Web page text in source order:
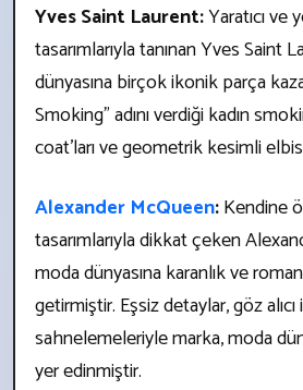
Yves Saint Laurent:Yaratıcı ve
tasarımlarıyla tanınan Yves Saint
dünyasına birçok ikonik parça
Smoking" adını verdiği kadın
coat'ları ve geometrik kesimli
Alexander McQueen:Kendine
tasarımlarıyla dikkat çeken
moda dünyasına karanlık ve
getirmiştir. Eşsiz detaylar, göz
sahnelemeleriyle marka, moda
yer edinmiştir.